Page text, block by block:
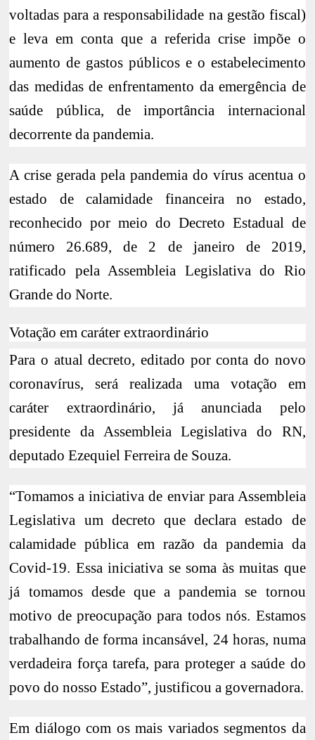
voltadas para a responsabilidade na gestão fiscal)
e leva em conta que a referida crise impõe o
aumento de gastos públicos e o estabelecimento
das medidas de enfrentamento da emergência de
saúde pública, de importância internacional
decorrente da pandemia.
A crise gerada pela pandemia do vírus acentua o
estado de calamidade financeira no estado,
reconhecido por meio do Decreto Estadual de
número 26.689, de 2 de janeiro de 2019,
ratificado pela Assembleia Legislativa do Rio
Grande do Norte.
Votação em caráter extraordinário
Para o atual decreto, editado por conta do novo
coronavírus, será realizada uma votação em
caráter extraordinário, já anunciada pelo
presidente da Assembleia Legislativa do RN,
deputado Ezequiel Ferreira de Souza.
“Tomamos a iniciativa de enviar para Assembleia
Legislativa um decreto que declara estado de
calamidade pública em razão da pandemia da
Covid-19. Essa iniciativa se soma às muitas que
já tomamos desde que a pandemia se tornou
motivo de preocupação para todos nós. Estamos
trabalhando de forma incansável, 24 horas, numa
verdadeira força tarefa, para proteger a saúde do
povo do nosso Estado”, justificou a governadora.
Em diálogo com os mais variados segmentos da